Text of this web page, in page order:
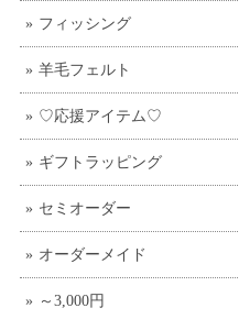
フィッシング
羊毛フェルト
♡応援アイテム♡
ギフトラッピング
セミオーダー
オーダーメイド
～3,000円